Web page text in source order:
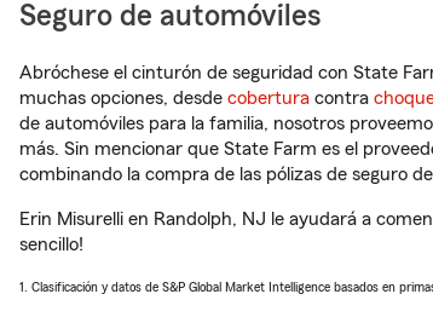
Seguro de automóviles
Abróchese el cinturón de seguridad con State
muchas opciones, desde cobertura contra
de automóviles para la familia, nosotros
más. Sin mencionar que State Farm es el
combinando la compra de las pólizas de seguro
Erin Misurelli en Randolph, NJ le ayudará a
sencillo!
1. Clasificación y datos de S&P Global Market Intelligence basados en